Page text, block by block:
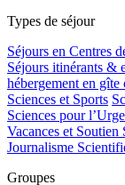
Types de séjour
Séjours en Centres
Séjours itinérants &
hébergement en gîte
Sciences et Sports
Sciences pour
Vacances et Soutien
Journalisme
Groupes